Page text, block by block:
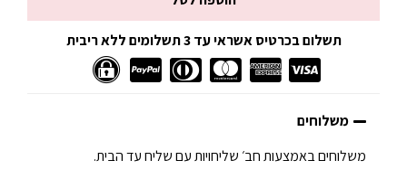
תשלום בכרטיס אשראי עד 3 תשלומים ללא ריבית
משלוחים
משלוחים באמצעות חב׳ שליחויות עם שליח עד הבית.